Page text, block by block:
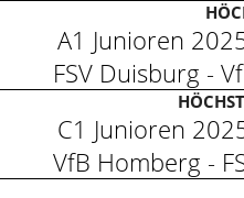
A1 Junioren
FSV Duisburg -
C1 Junioren
VfB Homberg -